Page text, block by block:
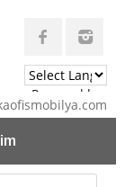
Powered by